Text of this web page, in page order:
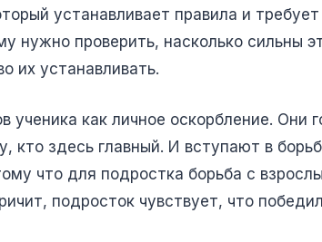
устанавливает правила и
нужно проверить, насколько сильны
их устанавливать.
ученика как личное оскорбление. Они
кто здесь главный. И вступают в
что для подростка борьба с
подросток чувствует, что